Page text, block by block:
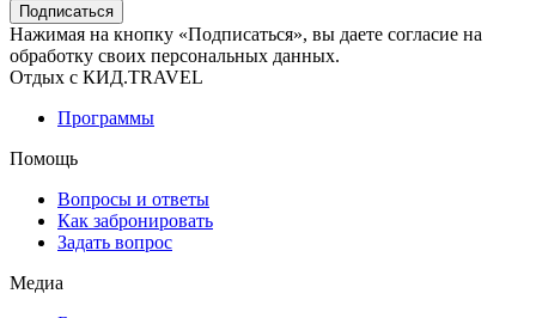
Подписаться
Нажимая на кнопку «Подписаться», вы даете согласие на
обработку своих персональных данных.
Отдых с КИД.TRAVEL
Программы
Помощь
Вопросы и ответы
Как забронировать
Задать вопрос
Медиа